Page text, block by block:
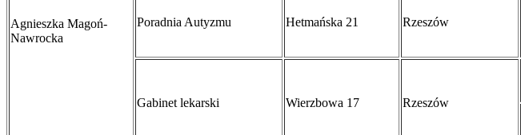
Agnieszka Magoń-
Nawrocka
Poradnia Autyzmu Hetmańska 21 Rzeszów
Gabinet lekarski Wierzbowa 17 Rzeszów